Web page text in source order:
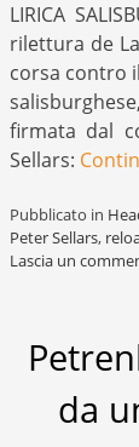
LIRICA
rilettura de
corsa contro
firmata dal
Sellars:
Pubblicato in
Peter Sellars,
Lascia un
da